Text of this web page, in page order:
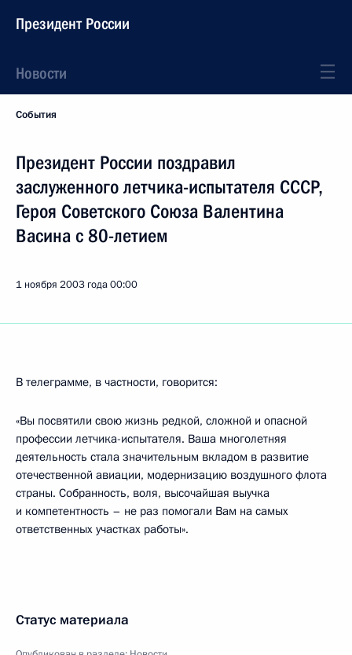
Президент России
Новости
События
Президент России поздравил
заслуженного летчика-испытателя СССР,
Героя Советского Союза Валентина
Васина с 80-летием
1 ноября 2003 года00:00
В телеграмме, в частности, говорится:
«Вы посвятили свою жизнь редкой, сложной и опасной
профессии летчика-испытателя. Ваша многолетняя
деятельность стала значительным вкладом в развитие
отечественной авиации, модернизацию воздушного флота
страны. Собранность, воля, высочайшая выучка
и компетентность – не раз помогали Вам на самых
ответственных участках работы».
Статус материала